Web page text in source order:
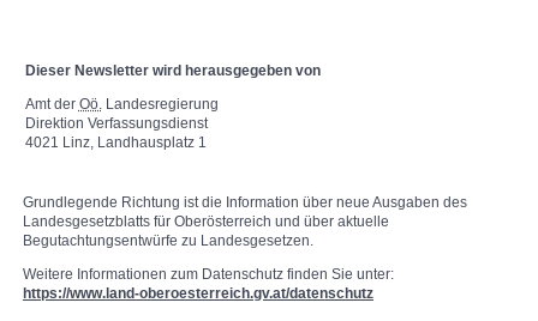
Dieser Newsletterwird herausgegeben von
Amt der Oö.Landesregierung
Direktion Verfassungsdienst
4021 Linz, Landhausplatz 1
Grundlegende Richtung ist die Information über neue Ausgaben des
Landesgesetzblatts für Oberösterreich und über aktuelle
Begutachtungsentwürfe zu Landesgesetzen.
Weitere Informationen zum Datenschutz finden Sie unter:
https://www.land-oberoesterreich.gv.at/datenschutz